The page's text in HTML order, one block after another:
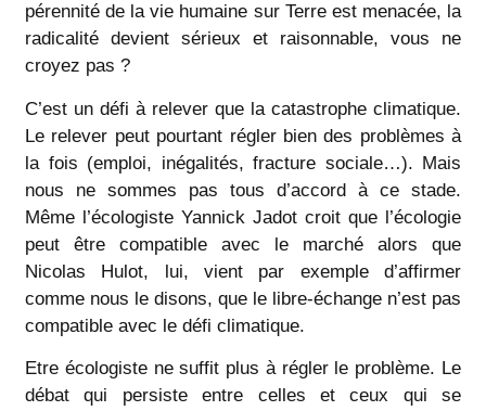
pérennité de la vie humaine sur Terre est menacée, la
radicalité devient sérieux et raisonnable, vous ne
croyez pas ?
C’est un défi à relever que la catastrophe climatique.
Le relever peut pourtant régler bien des problèmes à
la fois (emploi, inégalités, fracture sociale…). Mais
nous ne sommes pas tous d’accord à ce stade.
Même l’écologiste Yannick Jadot croit que l’écologie
peut être compatible avec le marché alors que
Nicolas Hulot, lui, vient par exemple d’affirmer
comme nous le disons, que le libre-échange n’est pas
compatible avec le défi climatique.
Etre écologiste ne suffit plus à régler le problème. Le
débat qui persiste entre celles et ceux qui se